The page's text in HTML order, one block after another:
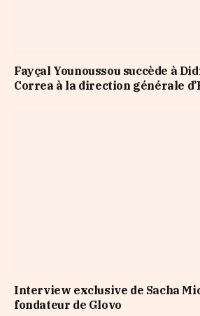
Fayçal Younoussou succède à
Correa à la direction générale
Interview exclusive de Sacha
fondateur de Glovo